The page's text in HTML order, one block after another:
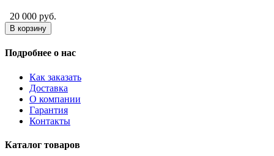
20 000 руб.
В корзину
Подробнее о нас
Как заказать
Доставка
О компании
Гарантия
Контакты
Каталог товаров